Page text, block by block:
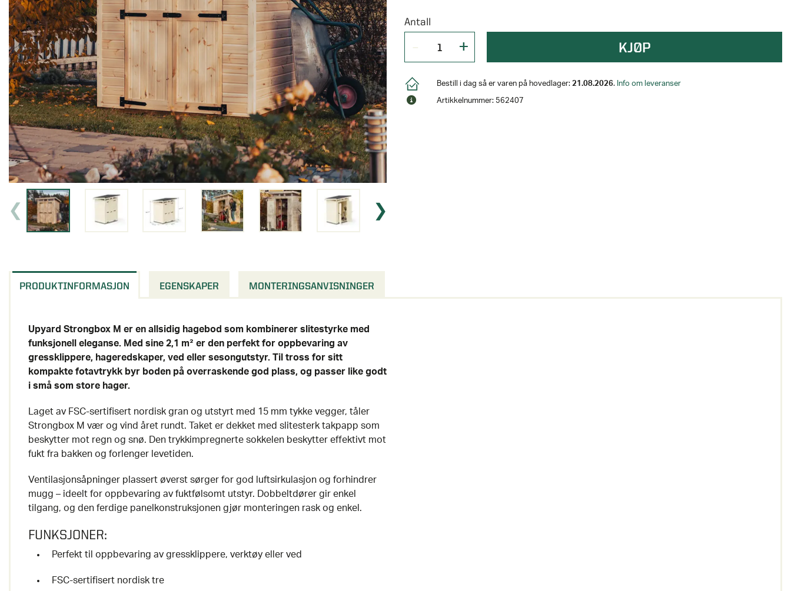
Antall
KJØP
Bestill i dag så er varen på hovedlager: 21.08.2026. Info om leveranser
Artikkelnummer: 562407
PRODUKTINFORMASJON EGENSKAPER MONTERINGSANVISNINGER
Upyard Strongbox M er en allsidig hagebod som kombinerer slitestyrke med
funksjonell eleganse. Med sine 2,1 m² er den perfekt for oppbevaring av
gressklippere, hageredskaper, ved eller sesongutstyr. Til tross for sitt
kompakte fotavtrykk byr boden på overraskende god plass, og passer like godt
i små som store hager.
Laget av FSC-sertifisert nordisk gran og utstyrt med 15 mm tykke vegger, tåler
Strongbox M vær og vind året rundt. Taket er dekket med slitesterk takpapp som
beskytter mot regn og snø. Den trykkimpregnerte sokkelen beskytter effektivt mot
fukt fra bakken og forlenger levetiden.
Ventilasjonsåpninger plassert øverst sørger for god luftsirkulasjon og forhindrer
mugg – ideelt for oppbevaring av fuktfølsomt utstyr. Dobbeltdører gir enkel
tilgang, og den ferdige panelkonstruksjonen gjør monteringen rask og enkel.
FUNKSJONER:
Perfekt til oppbevaring av gressklippere, verktøy eller ved
FSC-sertifisert nordisk tre